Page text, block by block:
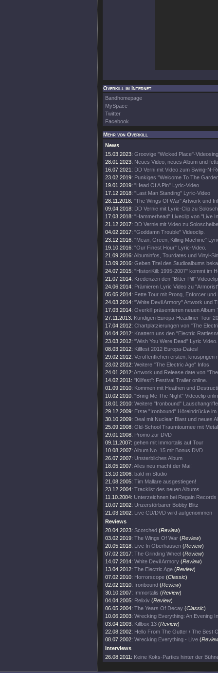
Overkill im Internet
Bandhomepage
MySpace
Twitter
Facebook
Mehr von Overkill
News
15.03.2023: Groovige "Wicked Place"-
28.01.2023: Neues Video, neues Album und
16.07.2021: DD Verni mit Video zum Swing-N-
23.02.2019: Punkiges "Welcome To The
19.01.2019: "Head Of A Pin" Lyric-Video
17.12.2018: "Last Man Standing" Lyric-Video
28.11.2018: "The Wings Of War" Artwork und
09.04.2018: DD Vernie mit Lyric-Clip zu
17.03.2018: "Hammerhead" Liveclip von "Live
21.12.2017: DD Vernie mit Video zu Soloscheibe
04.02.2017: "Goddamn Trouble" Videoclip.
23.12.2016: "Mean, Green, Killing Machine"
19.10.2016: "Our Finest Hour" Lyric-Video.
21.09.2016: Albuminfos, Tourdates und Vinyl-
13.09.2016: Geben Titel des Studioalbums
24.07.2015: "HistoriKill: 1995-2007" kommt im
21.07.2014: Kredenzen den "Bitter Pill"
24.06.2014: Prämieren Lyric Video zu
05.05.2014: Fette Tour mit Prong, Enforcer und
24.03.2014: "White Devil Armory" Artwork und
17.03.2014: Overkill präsentieren neuen Album
27.11.2013: Kündigen Europa-Headliner-Tour
17.04.2012: Chartplatzierungen von "The
04.04.2012: Knattern uns den "Electric
23.03.2012: "Wish You Were Dead" Lyric Video.
08.03.2012: Killfest 2012 Europa-Dates!
29.02.2012: Veröffentlichen ersten, knusprigen
23.02.2012: Weitere "The Electric Age" Infos.
24.01.2012: Artwork und Release date von
14.02.2011: "Killfest": Festival Trailer online.
01.09.2010: Kommen mit Heathen und
10.02.2010: "Bring Me The Night" Videoclip
18.01.2010: Weitere "Ironbound"
29.12.2009: Erste "Ironbound" Höreindrücke im
30.10.2009: Deal mit Nuclear Blast und neues
25.09.2008: Old-School Traumtournee mit
29.01.2008: Promo zur DVD
09.11.2007: gehen mit Immortalis auf Tour
10.08.2007: Album No. 15 mit Bonus DVD
26.07.2007: Unsterbliches Album
18.05.2007: Alles neu macht der Mai!
13.10.2006: bald im Studio
21.08.2005: Tim Mallare ausgestiegen!
23.12.2004: Tracklist des neuen Albums
11.10.2004: Unterzeichnen bei Regain Records
10.07.2002: Unzerstörbarer Bobby Blitz
21.03.2002: Live CD/DVD wird aufgenommen
Reviews
20.04.2023: Scorched (Review)
03.02.2019: The Wings Of War (Review)
20.05.2018: Live In Oberhausen (Review)
07.02.2017: The Grinding Wheel (Review)
14.07.2014: White Devil Armory (Review)
13.04.2012: The Electric Age (Review)
07.02.2010: Horrorscope (Classic)
02.02.2010: Ironbound (Review)
30.10.2007: Immortalis (Review)
04.04.2005: Relixiv (Review)
06.05.2004: The Years Of Decay (Classic)
10.06.2003: Wrecking Everything: An Evening
03.04.2003: Killbox 13 (Review)
22.08.2002: Hello From The Gutter / The Best
08.07.2002: Wrecking Everything - Live (
Interviews
26.08.2011: Keine Koks-Parties hinter der